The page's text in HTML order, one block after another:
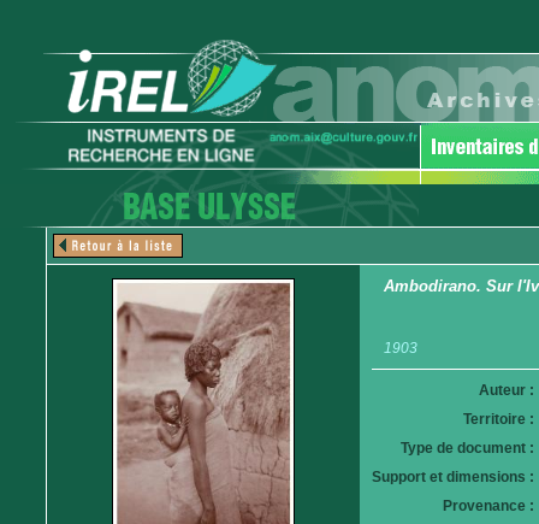
Ambodirano. Sur
1903
Auteur :
Territoire :
Type de document :
Support et dimensions :
Provenance :